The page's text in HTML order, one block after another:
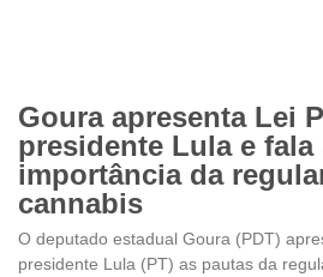
Goura apresenta Lei
presidente Lula e fala
importância da
cannabis
O deputado estadual Goura (PDT)
presidente Lula (PT) as pautas da